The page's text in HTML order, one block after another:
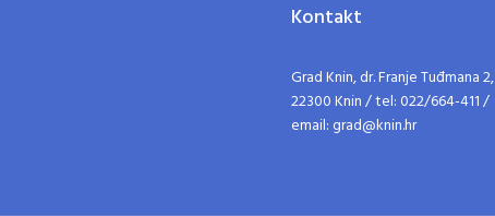
Kontakt
Grad Knin, dr. Franje Tuđmana 2,
22300 Knin / tel: 022/664-411 /
email: grad@knin.hr